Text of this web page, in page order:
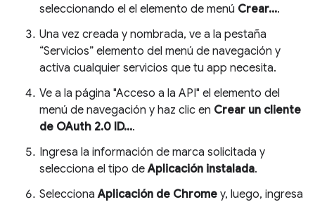
seleccionando el el elemento de menú Crear....
Una vez creada y nombrada, ve a la pestaña
“Servicios” elemento del menú de navegación y
activa cualquier servicios que tu app necesita.
Ve a la página "Acceso a la API" el elemento del
menú de navegación y haz clic en Crear un cliente
de OAuth 2.0 ID....
Ingresa la información de marca solicitada y
selecciona el tipo deAplicación instalada.
SeleccionaAplicación de Chrome y, luego, ingresa